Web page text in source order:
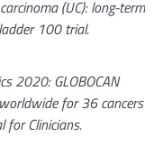
(UC): long-term
100 trial.
2020: GLOBOCAN
for 36 cancers
for Clinicians.